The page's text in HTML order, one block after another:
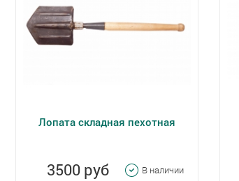
Лопата складная пехотная
3500 руб В наличии